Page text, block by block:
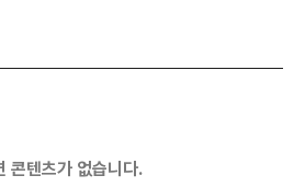
콘텐츠가 없습니다.